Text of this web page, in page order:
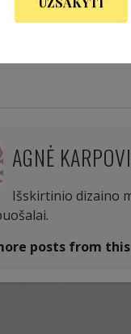
AGNĖ
Išskirtinio dizaino
posts from